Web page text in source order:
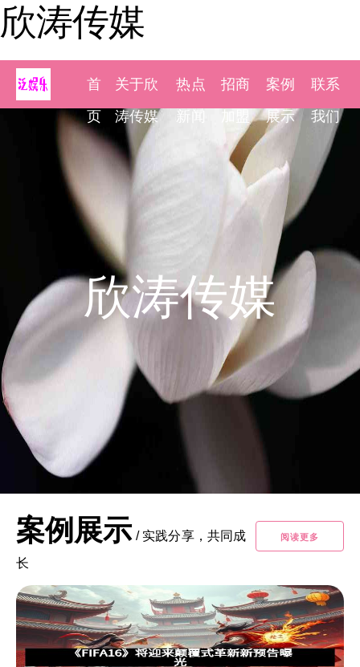
欣涛传媒
首
页
关于欣
涛传媒
热点
新闻
招商
加盟
案例
展示
联系
我们
欣涛传媒
案例展示 / 实践分享，共同成
长
阅读更多